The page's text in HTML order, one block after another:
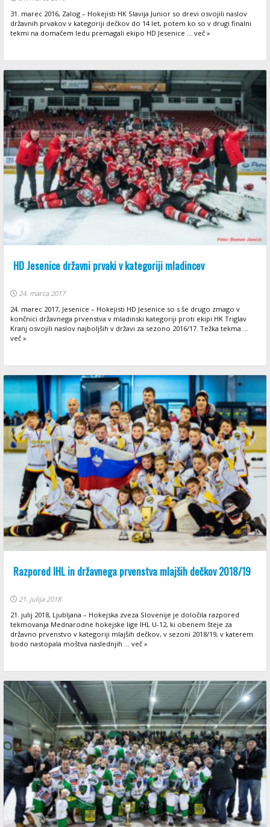
31. marec 2016, Zalog – Hokejisti HK Slavija Junior so drevi osvojili naslov
državnih prvakov v kategoriji dečkov do 14 let, potem ko so v drugi finalni
tekmi na domačem ledu premagali ekipo HD Jesenice ... več »
HD Jesenice državni prvaki v kategoriji mladincev
24. marca 2017
24. marec 2017, Jesenice – Hokejisti HD Jesenice so s še drugo zmago v
končnici državnega prvenstva v mladinski kategoriji proti ekipi HK Triglav
Kranj osvojili naslov najboljših v državi za sezono 2016/17. Težka tekma ...
več »
Razpored IHL in državnega prvenstva mlajših dečkov 2018/19
21. julija 2018
21. julij 2018, Ljubljana – Hokejska zveza Slovenije je določila razpored
tekmovanja Mednarodne hokejske lige IHL U-12, ki obenem šteje za
državno prvenstvo v kategoriji mlajših dečkov, v sezoni 2018/19, v katerem
bodo nastopala moštva naslednjih ... več »